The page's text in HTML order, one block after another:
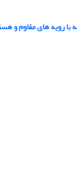
با رویه های مقاوم و